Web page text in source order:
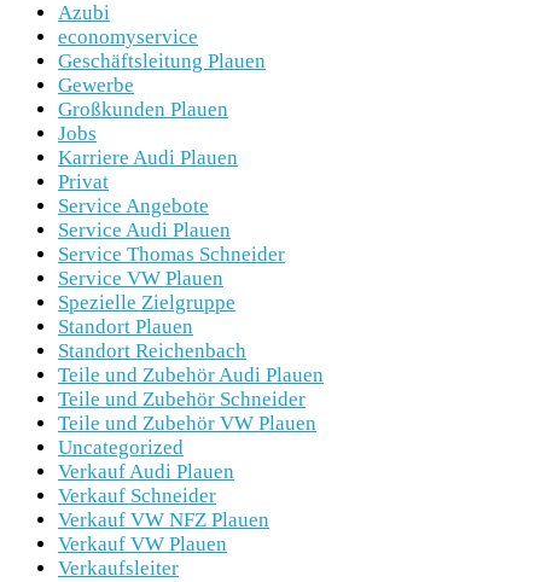
Azubi
economyservice
Geschäftsleitung Plauen
Gewerbe
Großkunden Plauen
Jobs
Karriere Audi Plauen
Privat
Service Angebote
Service Audi Plauen
Service Thomas Schneider
Service VW Plauen
Spezielle Zielgruppe
Standort Plauen
Standort Reichenbach
Teile und Zubehör Audi Plauen
Teile und Zubehör Schneider
Teile und Zubehör VW Plauen
Uncategorized
Verkauf Audi Plauen
Verkauf Schneider
Verkauf VW NFZ Plauen
Verkauf VW Plauen
Verkaufsleiter